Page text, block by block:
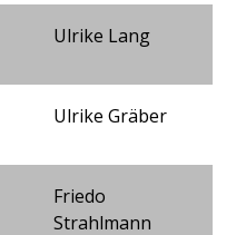
Ulrike Lang
Ulrike Gräber
Friedo
Strahlmann